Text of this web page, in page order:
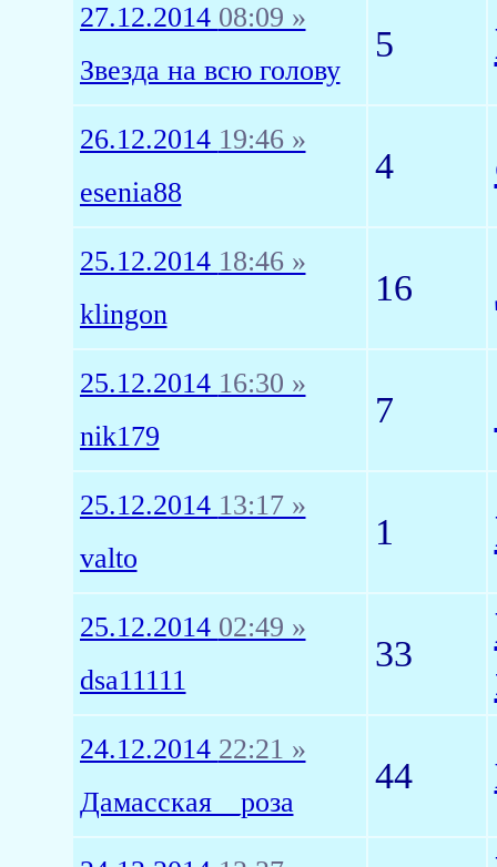
27.12.2014 08:09 »
Звезда на всю голову
5
26.12.2014 19:46 »
esenia88
4
25.12.2014 18:46 »
klingon
16
25.12.2014 16:30 »
nik179
7
25.12.2014 13:17 »
valto
1
25.12.2014 02:49 »
dsa11111
33
24.12.2014 22:21 »
Дамасская__роза
44